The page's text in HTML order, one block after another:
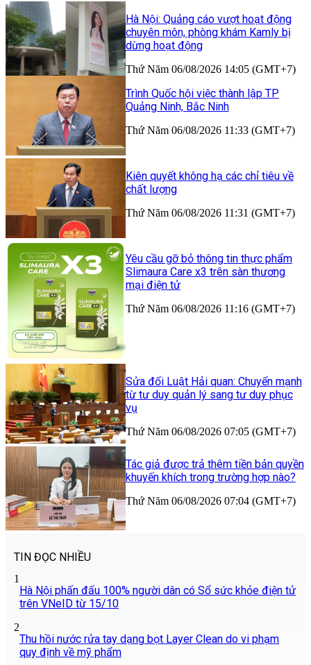
Hà Nội: Quảng cáo vượt hoạt động
chuyên môn, phòng khám Kamly bị
dừng hoạt động
Thứ Năm 06/08/2026 14:05 (GMT+7)
Trình Quốc hội việc thành lập TP
Quảng Ninh, Bắc Ninh
Thứ Năm 06/08/2026 11:33 (GMT+7)
Kiên quyết không hạ các chỉ tiêu về
chất lượng
Thứ Năm 06/08/2026 11:31 (GMT+7)
Yêu cầu gỡ bỏ thông tin thực phẩm
Slimaura Care x3 trên sàn thương
mại điện tử
Thứ Năm 06/08/2026 11:16 (GMT+7)
Sửa đổi Luật Hải quan: Chuyển mạnh
từ tư duy quản lý sang tư duy phục
vụ
Thứ Năm 06/08/2026 07:05 (GMT+7)
Tác giả được trả thêm tiền bản quyền
khuyến khích trong trường hợp nào?
Thứ Năm 06/08/2026 07:04 (GMT+7)
TIN ĐỌC NHIỀU
1
Hà Nội phấn đấu 100% người dân có Sổ sức khỏe điện tử
trên VNeID từ 15/10
2
Thu hồi nước rửa tay dạng bọt Layer Clean do vi phạm
quy định về mỹ phẩm